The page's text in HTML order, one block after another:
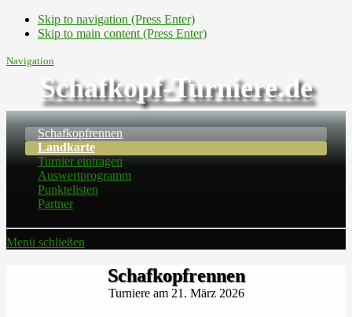
Skip to navigation (Press Enter)
Skip to main content (Press Enter)
Navigation
Schafkopf-Turniere.de
Schafkopfrennen
Landkarte
Turnier eintragen
Auswertprogramm
Punktelisten
Partner
Menü schließen
Schafkopfrennen
Turniere am 21. März 2026